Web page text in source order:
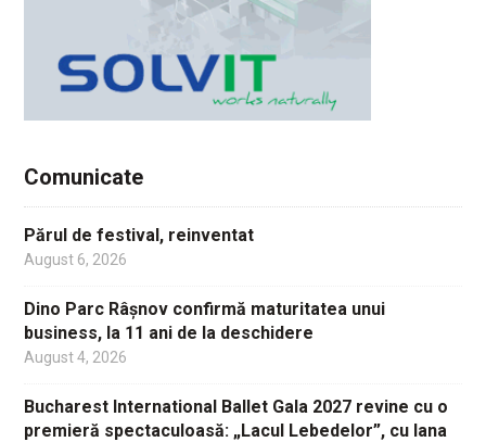
Comunicate
Părul de festival, reinventat
August 6, 2026
Dino Parc Râșnov confirmă maturitatea unui
business, la 11 ani de la deschidere
August 4, 2026
Bucharest International Ballet Gala 2027 revine cu o
premieră spectaculoasă: „Lacul Lebedelor”, cu Iana